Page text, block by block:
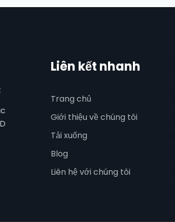
Liên kết nhanh
Trang chủ
Giới thiệu về chúng tôi
Tải xuống
Blog
Liên hệ với chúng tôi